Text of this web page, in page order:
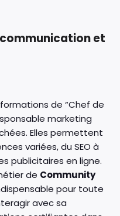
et
formations de “Chef de
marketing
Elles permettent
variées, du SEO à
publicitaires en ligne.
de Community
pour toute
avec sa